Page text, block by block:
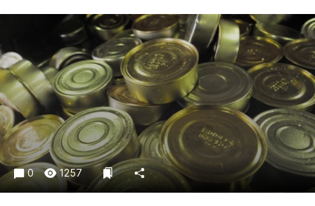
Образование
Общество
Погода
Праздники
Происшествия
Спорт
Экономика и бизнес
ПРОЕКТЫ
0 1257